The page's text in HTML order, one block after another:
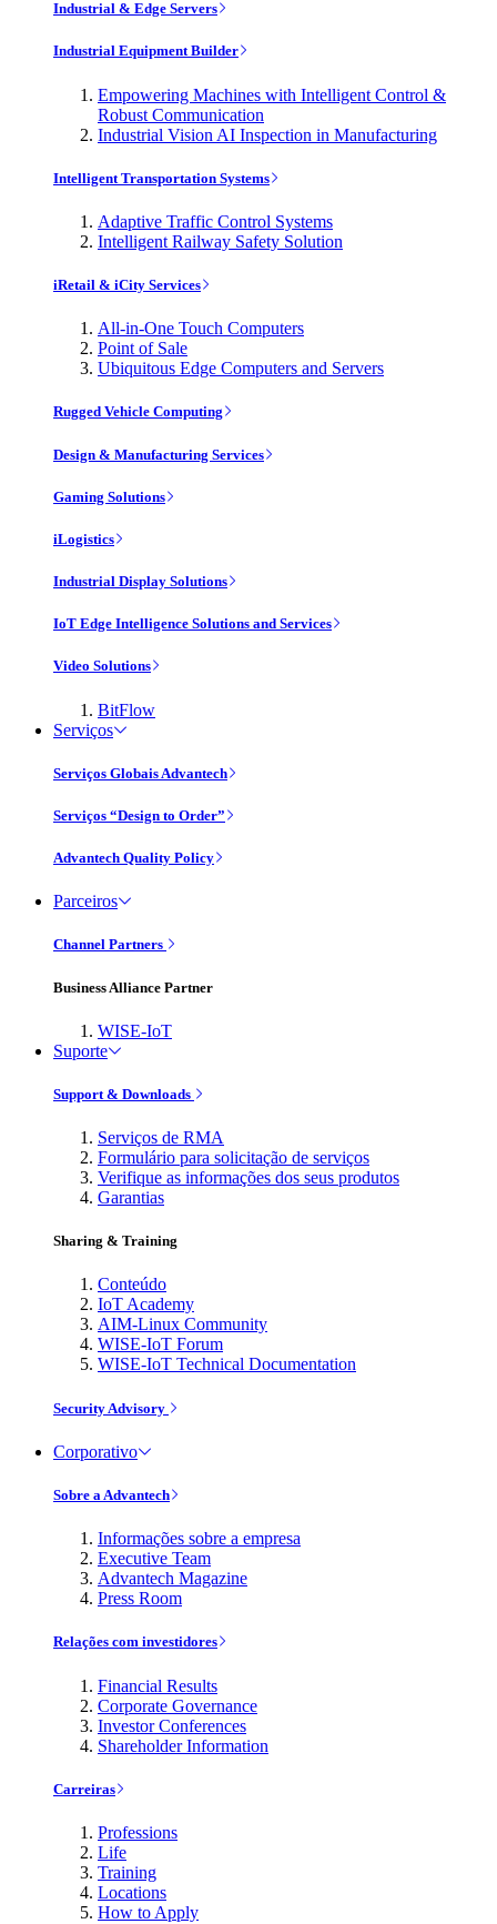
Industrial & Edge Servers
Industrial Equipment Builder
Empowering Machines with Intelligent Control &
Robust Communication
Industrial Vision AI Inspection in Manufacturing
Intelligent Transportation Systems
Adaptive Traffic Control Systems
Intelligent Railway Safety Solution
iRetail & iCity Services
All-in-One Touch Computers
Point of Sale
Ubiquitous Edge Computers and Servers
Rugged Vehicle Computing
Design & Manufacturing Services
Gaming Solutions
iLogistics
Industrial Display Solutions
IoT Edge Intelligence Solutions and Services
Video Solutions
BitFlow
Serviços
Serviços Globais Advantech
Serviços “Design to Order”
Advantech Quality Policy
Parceiros
Channel Partners
Business Alliance Partner
WISE-IoT
Suporte
Support & Downloads
Serviços de RMA
Formulário para solicitação de serviços
Verifique as informações dos seus produtos
Garantias
Sharing & Training
Conteúdo
IoT Academy
AIM-Linux Community
WISE-IoT Forum
WISE-IoT Technical Documentation
Security Advisory
Corporativo
Sobre a Advantech
Informações sobre a empresa
Executive Team
Advantech Magazine
Press Room
Relações com investidores
Financial Results
Corporate Governance
Investor Conferences
Shareholder Information
Carreiras
Professions
Life
Training
Locations
How to Apply